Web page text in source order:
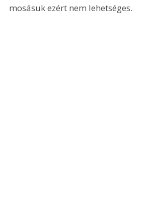
mosásuk ezért nem lehetséges.